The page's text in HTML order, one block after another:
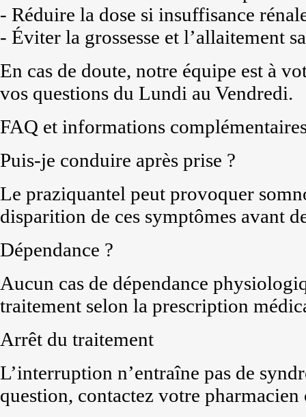
- Réduire la dose si insuffisance
- Éviter la grossesse et l’allaitement
En cas de doute, notre équipe est à
vos questions du Lundi au Vendredi.
FAQ et informations
Puis-je conduire après prise ?
Le praziquantel peut provoquer
disparition de ces symptômes avant
Dépendance ?
Aucun cas de dépendance
traitement selon la prescription
Arrêt du traitement
L’interruption n’entraîne pas de
question, contactez votre pharmacien